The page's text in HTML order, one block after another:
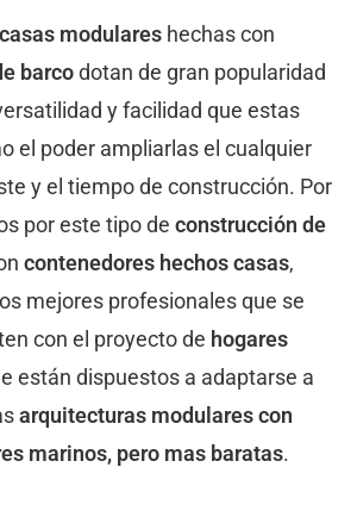
casas modulareshechas con
barcodotan de gran popularidad
y facilidad que estas
el poder ampliarlas el cualquier
y el tiempo de construcción. Por
por este tipo de construcción de
contenedores hechos casas,
mejores profesionales que se
con el proyecto de hogares
están dispuestos a adaptarse a
arquitecturas modulares con
marinos, pero mas baratas.